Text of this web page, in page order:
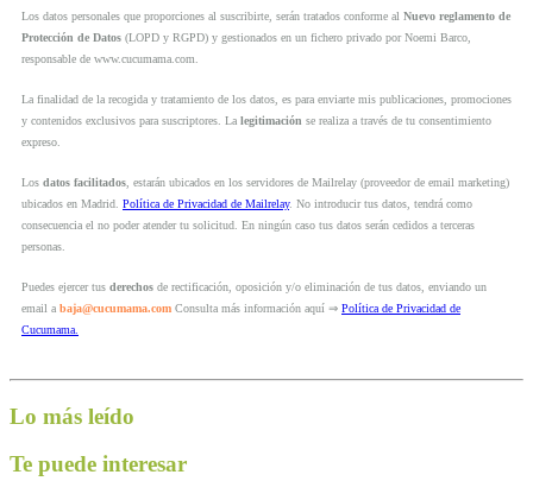
Los datos personales que proporciones al suscribirte, serán tratados conforme al Nuevo reglamento de
Protección de Datos (LOPD y RGPD) y gestionados en un fichero privado por Noemi Barco,
responsable de www.cucumama.com.
La finalidad de la recogida y tratamiento de los datos, es para enviarte mis publicaciones, promociones
y contenidos exclusivos para suscriptores. La legitimación se realiza a través de tu consentimiento
expreso.
Los datos facilitados , estarán ubicados en los servidores de Mailrelay (proveedor de email marketing)
ubicados en Madrid. Política de Privacidad de Mailrelay. No introducir tus datos, tendrá como
consecuencia el no poder atender tu solicitud. En ningún caso tus datos serán cedidos a terceras
personas.
Puedes ejercer tus derechos de rectificación, oposición y/o eliminación de tus datos, enviando un
email a baja@cucumama.com Consulta más información aquí ⇒ Política de Privacidad de
Cucumama.
Lo más leído
Te puede interesar